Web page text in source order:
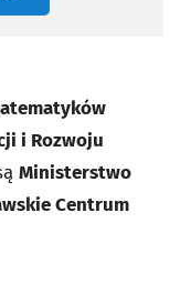
i Rozwoju
Ministerstwo
Centrum